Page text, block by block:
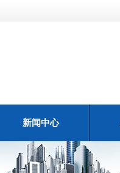
新闻中心